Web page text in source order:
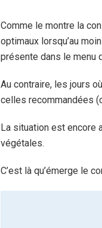
Comme le montre la
optimaux lorsqu’au
présente dans le menu
Au contraire, les jours
celles recommandées
La situation est encore
végétales.
C’est là qu’émerge le